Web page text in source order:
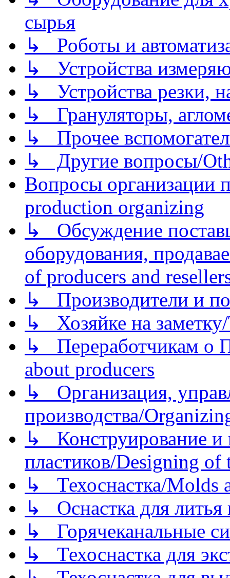
сырья
↳ Роботы и
↳ Устройства
↳ Устройства резки,
↳ Грануляторы,
↳ Прочее
↳ Другие вопросы/
Вопросы организации
production organizing
↳ Обсуждение
оборудования,
of producers and
↳ Производители и
↳ Хозяйке на
↳ Переработчикам о
about producers
↳ Организация,
производства/
↳ Конструирование и
пластиков/Designing of
↳ Техоснастка/Molds
↳ Оснастка для литья
↳ Горячеканальные
↳ Техоснастка для